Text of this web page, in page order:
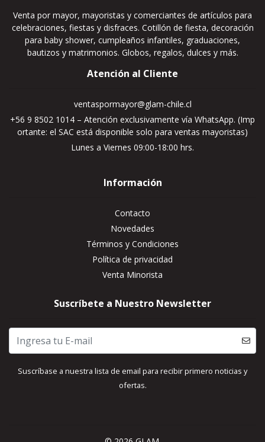
Venta por mayor, mayoristas y comerciantes de artículos para
celebraciones, fiestas y disfraces. Cotillón de fiesta, decoración
para baby shower, cumpleaños infantiles, graduaciones,
bautizos y matrimonios. Globos, regalos, dulces y más.
Atención al Cliente
ventaspormayor@glam-chile.cl
+56 9 8502 1014 – Atención exclusivamente vía WhatsApp. (Imp
ortante: el SAC está disponible solo para ventas mayoristas)
Lunes a Viernes 09:00-18:00 hrs.
Información
Contacto
Novedades
Términos y Condiciones
Política de privacidad
Venta Minorista
Suscríbete a Nuestro Newsletter
Suscríbase a nuestra lista de email para recibir primero noticias y
ofertas.